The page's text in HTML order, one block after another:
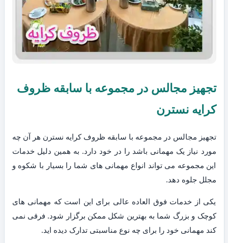
تجهیز مجالس در مجموعه با سابقه ظروف
کرایه نسترن
تجهیز مجالس در مجموعه با سابقه ظروف کرایه نسترن هر آن چه
مورد نیاز یک مهمانی باشد را در خود دارد. به همین دلیل خدمات
این مجموعه می تواند انواع مهمانی های شما را بسیار با شکوه و
مجلل جلوه دهد.
یکی از خدمات فوق العاده عالی برای این است که مهمانی های
کوچک و بزرگ شما به بهترین شکل ممکن برگزار شود. فرقی نمی
کند مهمانی خود را برای چه نوع مناسبتی تدارک دیده اید.